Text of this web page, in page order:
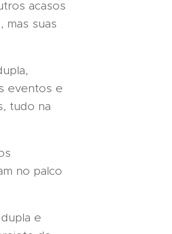
acasos
mas suas
eventos e
tudo na
no palco
e